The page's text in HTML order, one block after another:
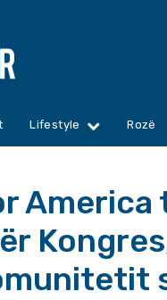
Lifestyle Rozë